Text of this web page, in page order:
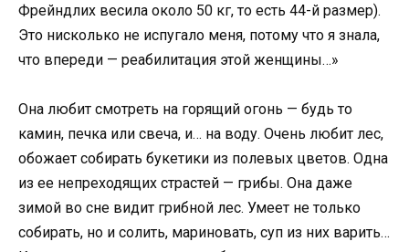
Фрейндлих весила около 50 кг, то есть 44-й размер).
Это нисколько не испугало меня, потому что я знала,
что впереди — реабилитация этой женщины…»
Она любит смотреть на горящий огонь — будь то
камин, печка или свеча, и… на воду. Очень любит лес,
обожает собирать букетики из полевых цветов. Одна
из ее непреходящих страстей — грибы. Она даже
зимой во сне видит грибной лес. Умеет не только
собирать, но и солить, мариновать, суп из них варить…